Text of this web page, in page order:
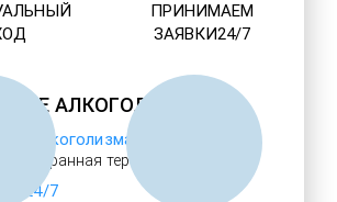
АЛКОГОЛИЗМА
алкоголизма
терапия
24/7
ПРИНИМАЕМ
ЗАЯВКИ24/7